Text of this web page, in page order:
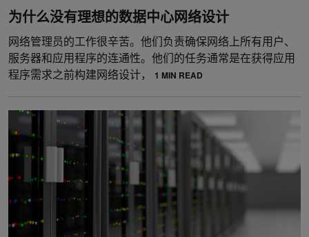
为什么没有理想的数据中心网络设计
网络管理员的工作很辛苦。他们负责确保网络上所有用户、
服务器和应用程序的连通性。他们的任务通常是在获得应用
程序需求之前构建网络设计，
1 MIN READ